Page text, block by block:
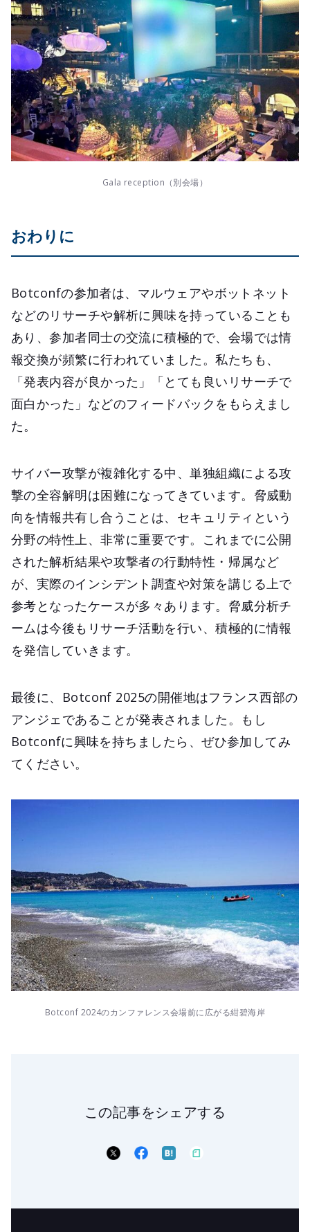
Gala reception（別会場）
おわりに
Botconfの参加者は、マルウェアやボットネット
などのリサーチや解析に興味を持っていることも
あり、参加者同士の交流に積極的で、会場では情
報交換が頻繁に行われていました。私たちも、
「発表内容が良かった」「とても良いリサーチで
面白かった」などのフィードバックをもらえまし
た。
サイバー攻撃が複雑化する中、単独組織による攻
撃の全容解明は困難になってきています。脅威動
向を情報共有し合うことは、セキュリティという
分野の特性上、非常に重要です。これまでに公開
された解析結果や攻撃者の行動特性・帰属など
が、実際のインシデント調査や対策を講じる上で
参考となったケースが多々あります。脅威分析チ
ームは今後もリサーチ活動を行い、積極的に情報
を発信していきます。
最後に、Botconf 2025の開催地はフランス西部の
アンジェであることが発表されました。もし
Botconfに興味を持ちましたら、ぜひ参加してみ
てください。
Botconf 2024のカンファレンス会場前に広がる紺碧海岸
この記事をシェアする